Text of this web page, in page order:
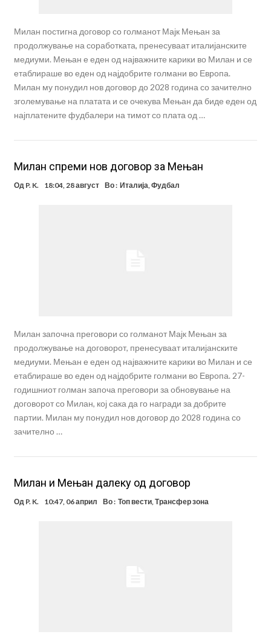
Милан постигна договор со голманот Мајк Мењан за
продолжување на соработката, пренесуваат италијанските
медиуми. Мењан е еден од најважните карики во Милан и се
етаблираше во еден од најдобрите голмани во Европа.
Милан му понудил нов договор до 2028 година со зачително
зголемување на платата и се очекува Мењан да биде еден од
најплатените фудбалери на тимот со плата од …
Милан спреми нов договор за Мењан
Од P. K. 18:04, 28 август Во : Италија,Фудбал
Милан започна преговори со голманот Мајк Мењан за
продолжување на договорот, пренесуваат италијанските
медиуми. Мењан е еден од најважните карики во Милан и се
етаблираше во еден од најдобрите голмани во Европа. 27-
годишниот голман започа преговори за обновување на
договорот со Милан, кој сака да го награди за добрите
партии. Милан му понудил нов договор до 2028 година со
зачително …
Милан и Мењан далеку од договор
Од P. K. 10:47, 06 април Во : Топ вести, Трансфер зона